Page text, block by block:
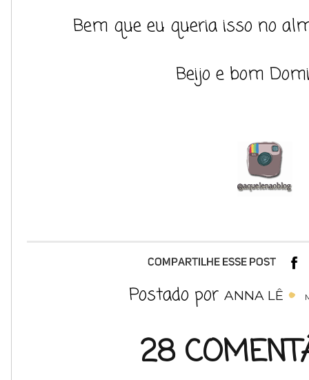
Bem que eu queria isso no
Beijo e bom
Postado por ANNA LÊ
28